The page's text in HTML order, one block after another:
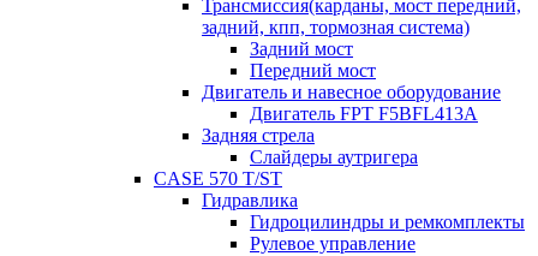
Трансмиссия(карданы, мост передний,
задний, кпп, тормозная система)
Задний мост
Передний мост
Двигатель и навесное оборудование
Двигатель FPT F5BFL413A
Задняя стрела
Слайдеры аутригера
CASE 570 T/ST
Гидравлика
Гидроцилиндры и ремкомплекты
Рулевое управление